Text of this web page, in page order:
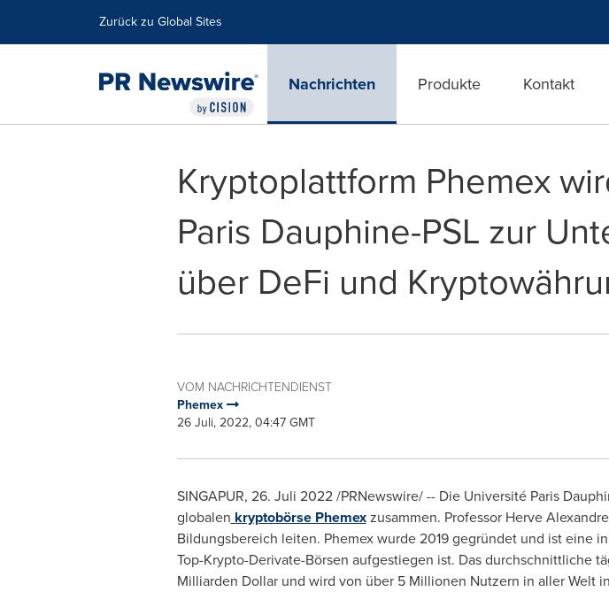
Zurück zu Global Sites
Nachrichten Produkte Kontakt
Kryptoplattform Phemex
Paris Dauphine-PSL zur
über DeFi und
VOM NACHRICHTENDIENST
Phemex
26 Juli, 2022, 04:47 GMT
SINGAPUR, 26. Juli 2022/PRNewswire/ -- Die Université Paris
globalen kryptobörse Phemexzusammen. Professor Herve Alexandre
Bildungsbereich leiten. Phemex wurde 2019 gegründet und ist eine
Top-Krypto-Derivate-Börsen aufgestiegen ist. Das durchschnittliche
Milliarden Dollar und wird von über 5 Millionen Nutzern in aller Welt